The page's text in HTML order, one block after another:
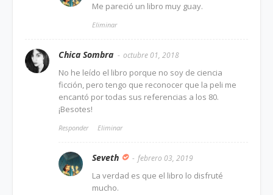
Me pareció un libro muy guay.
Eliminar
Chica Sombra octubre 01, 2018
No he leído el libro porque no soy de ciencia
ficción, pero tengo que reconocer que la peli me
encantó por todas sus referencias a los 80.
¡Besotes!
Responder Eliminar
Seveth febrero 03, 2019
La verdad es que el libro lo disfruté
mucho.